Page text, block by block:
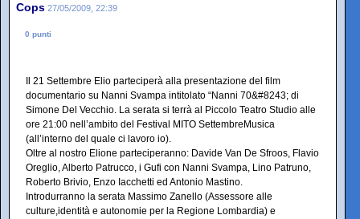
Cops 27/05/2009, 22:39
0 punti
Il 21 Settembre Elio parteciperà alla presentazione del film
documentario su Nanni Svampa intitolato “Nanni 70&#8243; di
Simone Del Vecchio. La serata si terrà al Piccolo Teatro Studio alle
ore 21:00 nell’ambito del Festival MITO SettembreMusica
(all’interno del quale ci lavoro io).
Oltre al nostro Elione parteciperanno: Davide Van De Sfroos, Flavio
Oreglio, Alberto Patrucco, i Gufi con Nanni Svampa, Lino Patruno,
Roberto Brivio, Enzo Iacchetti ed Antonio Mastino.
Introdurranno la serata Massimo Zanello (Assessore alle
culture,identità e autonomie per la Regione Lombardia) e